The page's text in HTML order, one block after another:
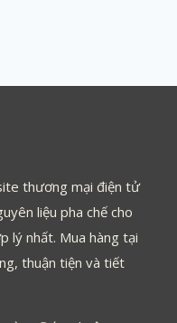
thương mại điện tử
liệu pha chế cho
lý nhất. Mua hàng tại
thuận tiện và tiết